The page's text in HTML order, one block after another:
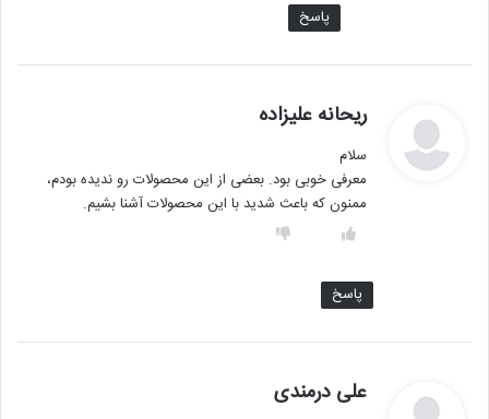
پاسخ
ریحانه علیزاده
:
سلام
معرفی خوبی بود. بعضی از این محصولات رو ندیده بودم،
ممنون که باعث شدید با این محصولات آشنا بشیم.
پاسخ
علی درمندی